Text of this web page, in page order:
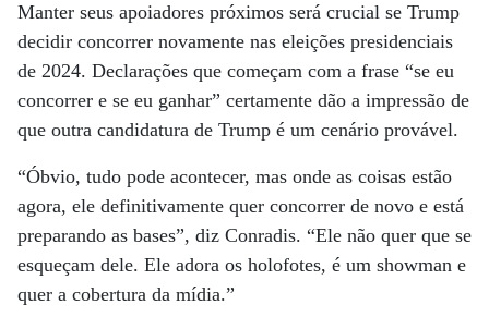
Manter seus apoiadores próximos será crucial se Trump
decidir concorrer novamente nas eleições presidenciais
de 2024. Declarações que começam com a frase “se eu
concorrer e se eu ganhar” certamente dão a impressão de
que outra candidatura de Trump é um cenário provável.
“Óbvio, tudo pode acontecer, mas onde as coisas estão
agora, ele definitivamente quer concorrer de novo e está
preparando as bases”, diz Conradis. “Ele não quer que se
esqueçam dele. Ele adora os holofotes, é um showman e
quer a cobertura da mídia.”